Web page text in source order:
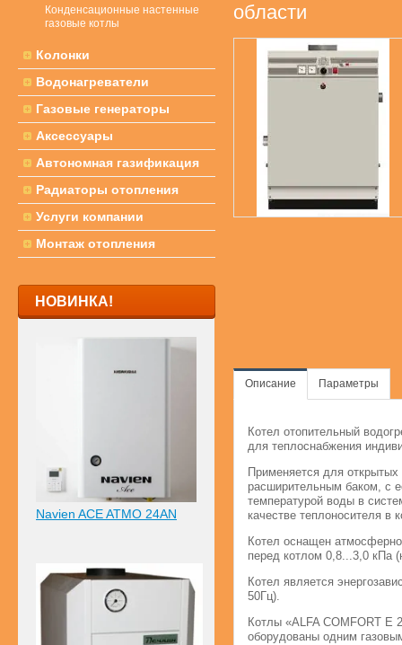
Конденсационные настенные
газовые котлы
Колонки
Водонагреватели
Газовые генераторы
Аксессуары
Автономная газификация
Радиаторы отопления
Услуги компании
Монтаж отопления
НОВИНКА!
Navien ACE ATMO 24AN
области
Описание Параметры
Котел отопительный
для теплоснабжения
Применяется для
расширительным баком, с
температурой воды в
качестве теплоносителя в
Котел оснащен
перед котлом 0,8...3,0 кПа
Котел является
50Гц).
Котлы «ALFA COMFORT Е
оборудованы одним